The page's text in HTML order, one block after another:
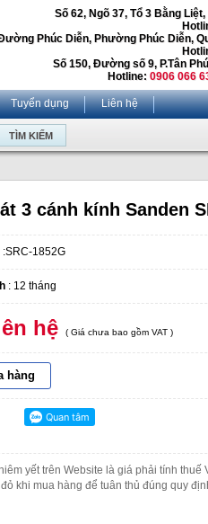
Số 62, Ngõ 37, Tổ 3 Bằng
Phúc Diễn, Phường Phúc Diễn,
Số 150, Đường số 9, P.Tân
Hotline: 0906 066
Tuyển dụng Liên hệ
3 cánh kính Sanden
:SRC-1852G
: 12 tháng
hệ ( Giá chưa bao gồm VAT )
hàng
yết trên Website là giá phải tính thuế
khi mua hàng để tuân thủ đúng quy